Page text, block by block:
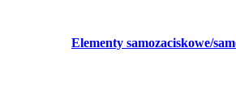
Elementy samozaciskowe/